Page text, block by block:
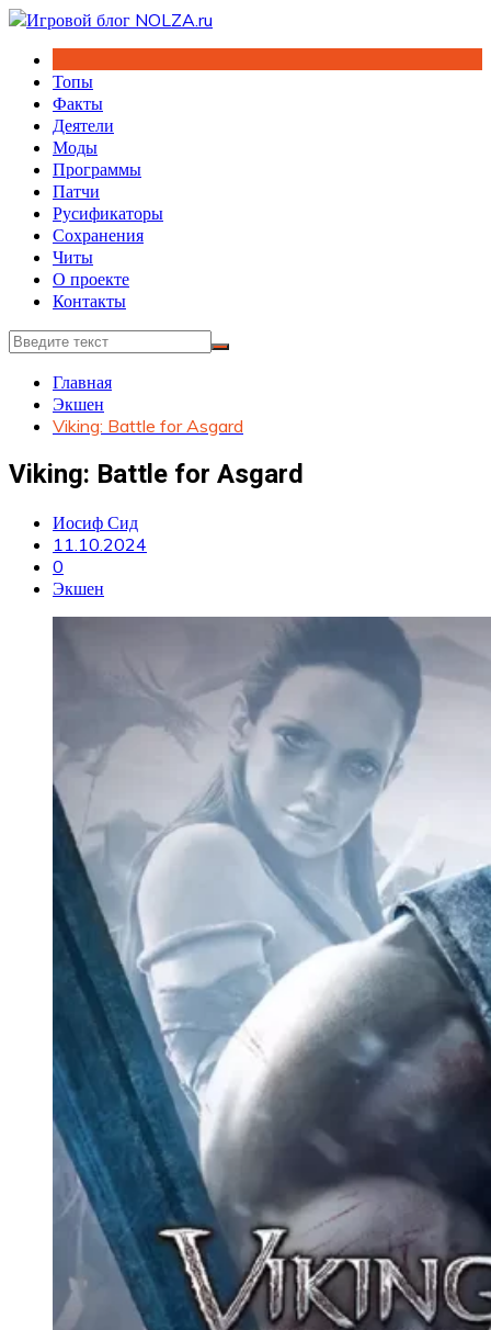
Перейти
содержимому
Топы
Факты
Деятели
Моды
Программы
Патчи
Русификаторы
Сохранения
Читы
О проекте
Контакты
Главная
Экшен
Viking: Battle for Asgard
Viking: Battle for Asgard
Иосиф Сид
11.10.2024
0
Экшен